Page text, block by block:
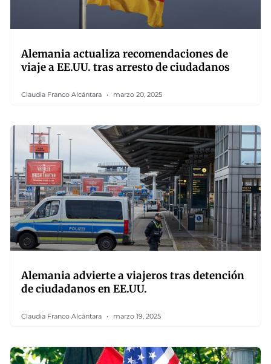
Alemania actualiza recomendaciones de
viaje a EE.UU. tras arresto de ciudadanos
Claudia Franco Alcántara marzo 20, 2025
Alemania advierte a viajeros tras detención
de ciudadanos en EE.UU.
Claudia Franco Alcántara marzo 19, 2025